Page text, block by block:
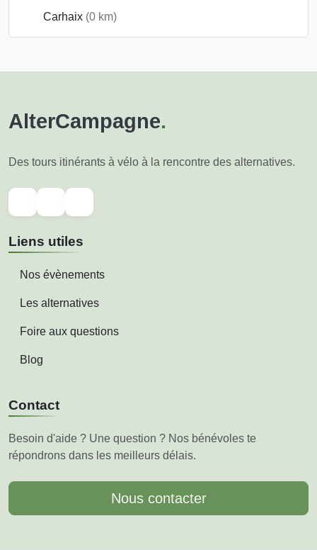
Carhaix (0 km)
AlterCampagne.
Des tours itinérants à vélo à la rencontre des alternatives.
Liens utiles
Nos évènements
Les alternatives
Foire aux questions
Blog
Contact
Besoin d'aide ? Une question ? Nos bénévoles te
répondrons dans les meilleurs délais.
Nous contacter